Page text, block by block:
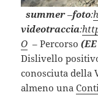
summer –foto:
videotraccia:
O – Percorso
Dislivello
conosciuta della
almeno una